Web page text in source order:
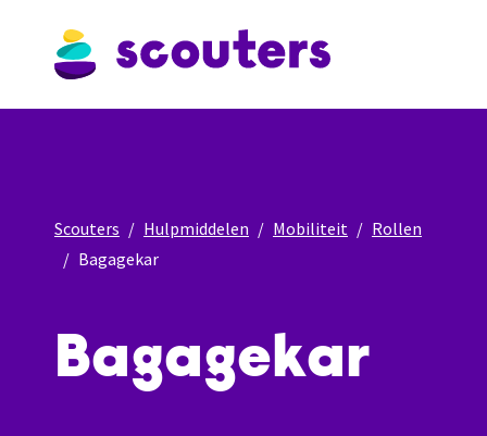
Scouters Hulpmiddelen Mobiliteit
Rollen
Bagagekar
Bagagekar